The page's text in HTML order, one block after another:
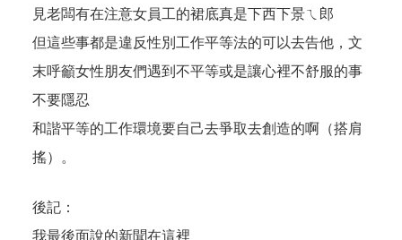
見老闆有在注意女員工的裙底真是下西下景ㄟ郎
但這些事都是違反性別工作平等法的可以去告他，文
末呼籲女性朋友們遇到不平等或是讓心裡不舒服的事
不要隱忍
和諧平等的工作環境要自己去爭取去創造的啊（搭肩
搖）。
後記：
我最後面說的新聞在這裡